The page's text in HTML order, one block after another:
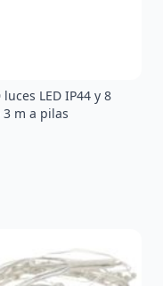
LED IP44 y 8
m a pilas